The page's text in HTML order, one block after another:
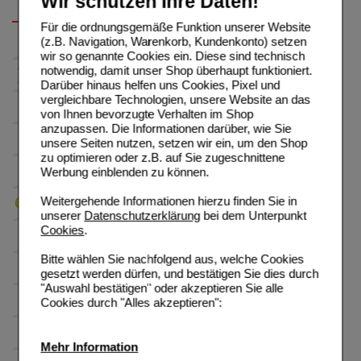
Für die ordnungsgemäße Funktion unserer Website
(z.B. Navigation, Warenkorb, Kundenkonto) setzen
wir so genannte Cookies ein. Diese sind technisch
notwendig, damit unser Shop überhaupt funktioniert.
Darüber hinaus helfen uns Cookies, Pixel und
vergleichbare Technologien, unsere Website an das
von Ihnen bevorzugte Verhalten im Shop
anzupassen. Die Informationen darüber, wie Sie
unsere Seiten nutzen, setzen wir ein, um den Shop
zu optimieren oder z.B. auf Sie zugeschnittene
Werbung einblenden zu können.
Weitergehende Informationen hierzu finden Sie in
unserer Datenschutzerklärungbei dem Unterpunkt
Cookies.
Bitte wählen Sie nachfolgend aus, welche Cookies
gesetzt werden dürfen, und bestätigen Sie dies durch
"Auswahl bestätigen" oder akzeptieren Sie alle
Cookies durch "Alles akzeptieren":
Mehr Information